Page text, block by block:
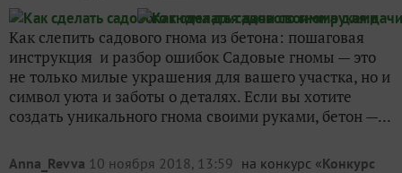
Как слепить садового гнома из бетона: пошаговая
инструкция и разбор ошибок Садовые гномы — это
не только милые украшения для вашего участка, но и
символ уюта и заботы о деталях. Если вы хотите
создать уникального гнома своими руками, бетон —...
Anna_Revva 10 ноября 2018, 13:59 на конкурс «Конкурс